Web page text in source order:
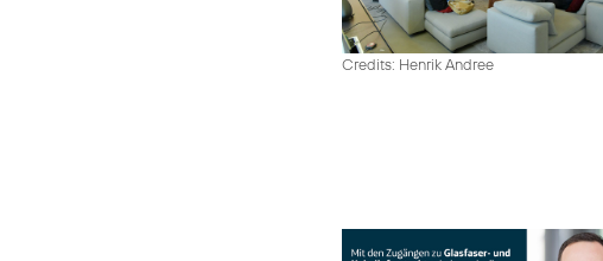
Credits: Henrik Andree